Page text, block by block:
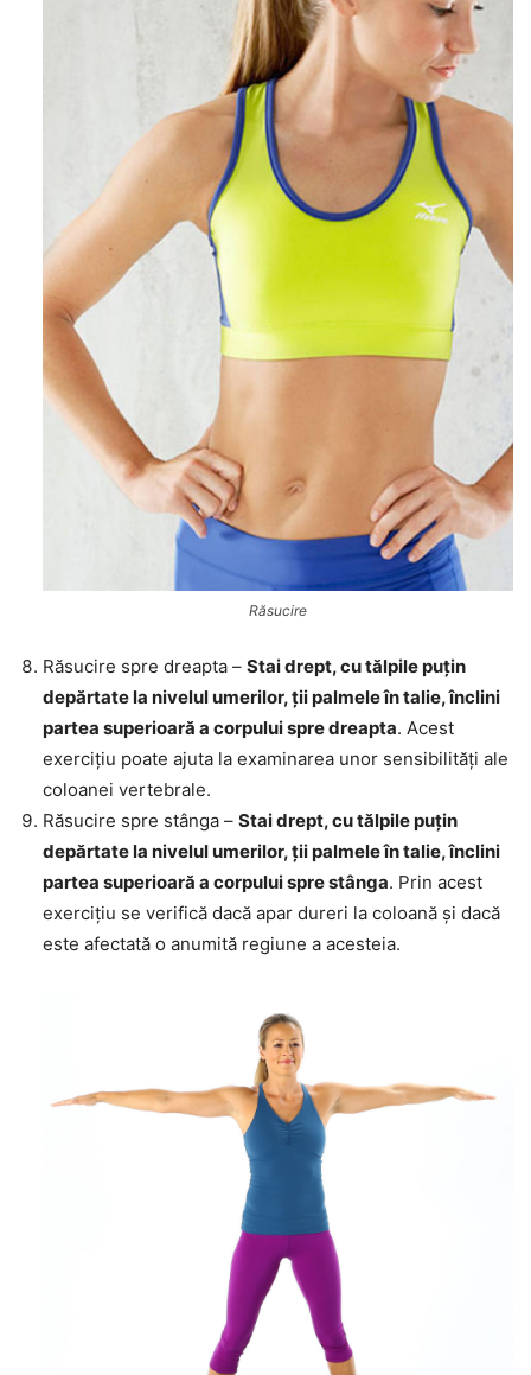
Răsucire
Răsucire spre dreapta – Stai drept, cu tălpile puțin
depărtate la nivelul umerilor, ții palmele în talie, înclini
partea superioară a corpului spre dreapta. Acest
exercițiu poate ajuta la examinarea unor sensibilități ale
coloanei vertebrale.
Răsucire spre stânga – Stai drept, cu tălpile puțin
depărtate la nivelul umerilor, ții palmele în talie, înclini
partea superioară a corpului spre stânga. Prin acest
exercițiu se verifică dacă apar dureri la coloană și dacă
este afectată o anumită regiune a acesteia.